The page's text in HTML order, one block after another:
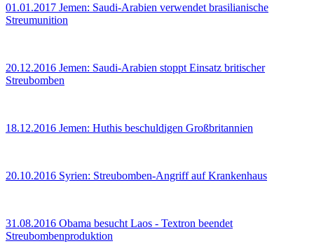
01.01.2017 Jemen: Saudi-Arabien verwendet brasilianische
Streumunition
20.12.2016 Jemen: Saudi-Arabien stoppt Einsatz britischer
Streubomben
18.12.2016 Jemen: Huthis beschuldigen Großbritannien
20.10.2016 Syrien: Streubomben-Angriff auf Krankenhaus
31.08.2016 Obama besucht Laos - Textron beendet
Streubombenproduktion